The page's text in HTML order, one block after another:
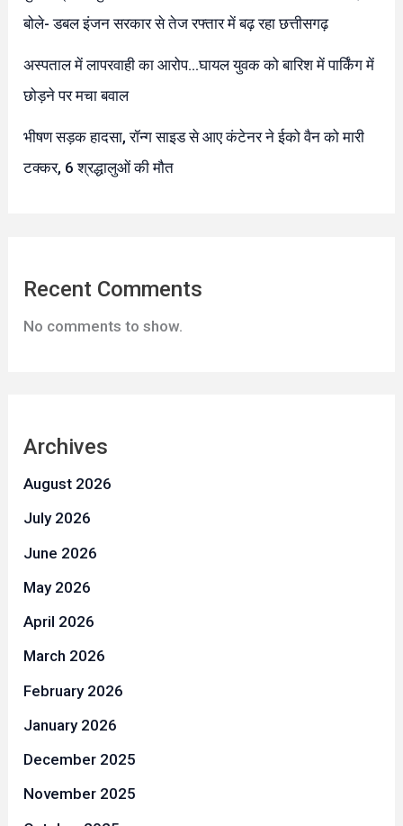
बोले- डबल इंजन सरकार से तेज रफ्तार में बढ़ रहा छत्तीसगढ़
अस्पताल में लापरवाही का आरोप…घायल युवक को बारिश में पार्किंग में
छोड़ने पर मचा बवाल
भीषण सड़क हादसा, रॉन्ग साइड से आए कंटेनर ने ईको वैन को मारी
टक्कर, 6 श्रद्धालुओं की मौत
Recent Comments
No comments to show.
Archives
August 2026
July 2026
June 2026
May 2026
April 2026
March 2026
February 2026
January 2026
December 2025
November 2025